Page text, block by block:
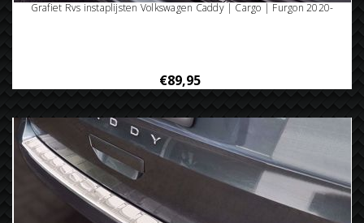
Grafiet Rvs instaplijsten Volkswagen Caddy | Cargo | Furgon 2020-
€89,95